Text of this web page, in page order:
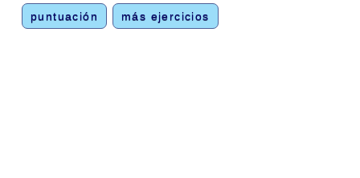
puntuación más ejercicios